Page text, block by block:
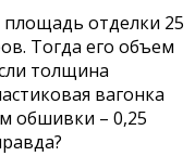
отделки 25
Тогда его объем
толщина
вагонка
обшивки – 0,25